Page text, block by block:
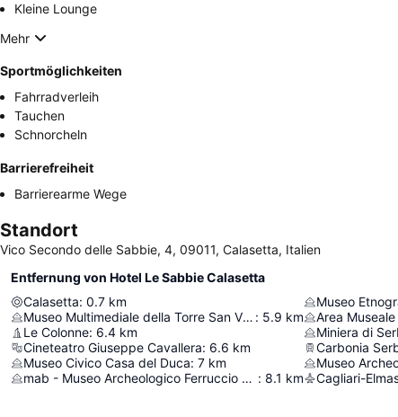
Kleine Lounge
Mehr
Sportmöglichkeiten
Fahrradverleih
Tauchen
Schnorcheln
Barrierefreiheit
Barrierearme Wege
Standort
Vico Secondo delle Sabbie, 4, 09011, Calasetta, Italien
Entfernung von Hotel Le Sabbie Calasetta
Calasetta: 0.7 km
Museo Multimediale della Torre San Vittorio : 5.9 km
Le Colonne: 6.4 km
Cineteatro Giuseppe Cavallera: 6.6 km
Museo Civico Casa del Duca: 7 km
mab - Museo Archeologico Ferruccio Barreca : 8.1 km
Carbonia
Museo
Cagliari-